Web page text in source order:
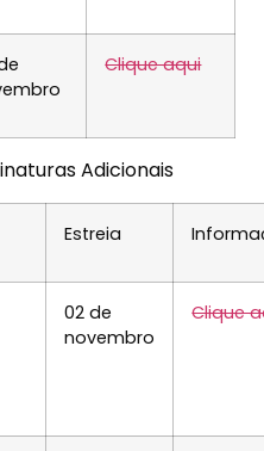
Clique aqui
Adicionais
Estreia
02 de
novembro
Clique